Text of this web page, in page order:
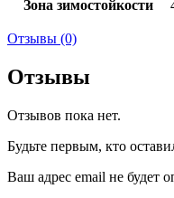
Зона зимостойкости
Отзывы (0)
Отзывы
Отзывов пока нет.
Будьте первым, кто
Ваш адрес email не будет